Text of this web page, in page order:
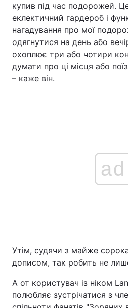
купив під час подорожей.
еклектичний гардероб і
нагадування про мої
одягнутися на день або
охоплює три або чотири
думати про ці місця або
– каже він.
ad
Утім, судячи з майже
дописом, так робить не
А от користувач із ніком
полюбляє зустрічатися з